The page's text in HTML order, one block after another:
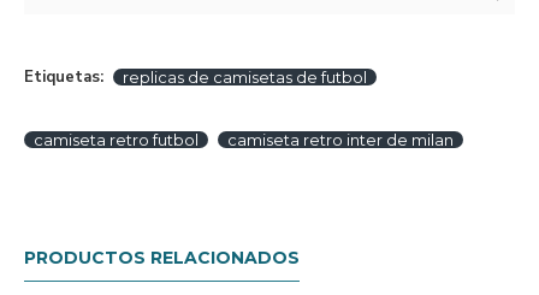
Etiquetas: replicas de camisetas de futbol
camiseta retro futbol camiseta retro inter de milan
PRODUCTOS RELACIONADOS